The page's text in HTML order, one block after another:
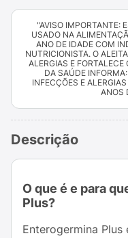
"AVISO IMPORTANTE:
USADO NA
ANO DE IDADE COM
NUTRICIONISTA. O
ALERGIAS E
DA SAÚDE
INFECÇÕES E
ANOS
Descrição
O que é e para
Plus?
Enterogermina Plus